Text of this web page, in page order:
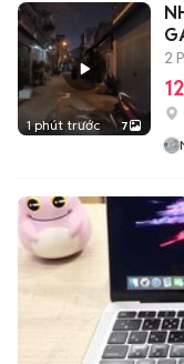
1 phút trước 7
2